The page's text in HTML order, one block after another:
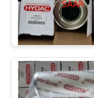
な
さ
い